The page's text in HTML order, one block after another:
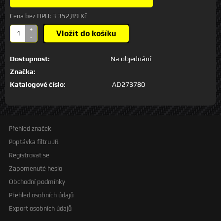
Cena bez DPH: 3 352,89 Kč
+
-
Vložit do košíku
Dostupnost:
Na objednání
Značka:
Katalogové číslo:
AD273780
Přehled značek
Poptávka filtru JR
Registrovat se
Zapomenuté heslo
Obchodní podmínky
Přehled osobních údajů
Export osobních údajů